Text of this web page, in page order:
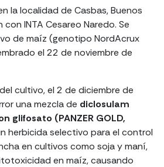
la localidad de Casbas, Buenos
INTA Cesareo Naredo. Se
de maíz (genotipo NordAcrux
el 22 de noviembre de
cultivo, el 2 de diciembre de
una mezcla de diclosulam
glifosato (PANZER GOLD,
herbicida selectivo para el control
en cultivos como soja y maní,
en maíz, causando